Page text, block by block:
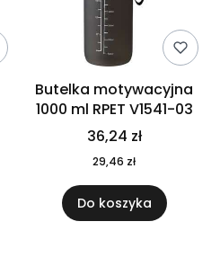
Butelka motywacyjna
1000 ml RPET V1541-03
36,24 zł
29,46 zł
Do koszyka